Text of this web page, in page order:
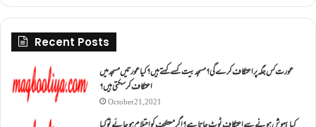
Recent Posts
عورت کس جگہ پر اعتکاف کرے گی؟مسجد بیت کسے کہتے ہیں؟کیا عورتیں مسجد میں
اعتکاف کر سکتی ہیں؟
October 21, 2021